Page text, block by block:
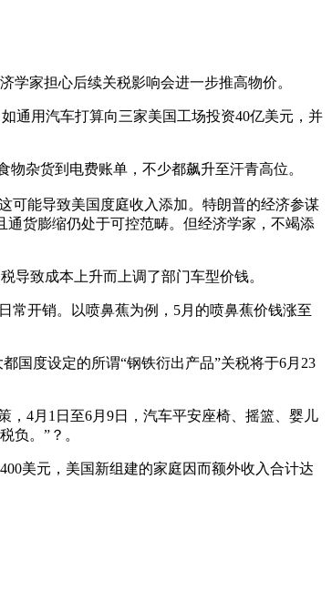
家担心后续关税影响会进一步推高物价。
通用汽车打算向三家美国工场投资40亿美元，并
杂货到电费账单，不少都飙升至汗青高位。
能导致美国度庭收入添加。特朗普的经济参谋
货膨缩仍处于可控范畴。但经济学家，不竭添
致成本上升而上调了部门车型价钱。
开销。以喷鼻蕉为例，5月的喷鼻蕉价钱涨至
度设定的所谓“钢铁衍出产品”关税将于6月23
4月1日至6月9日，汽车平安座椅、摇篮、婴儿
负。”？。
美元，美国新组建的家庭因而额外收入合计达